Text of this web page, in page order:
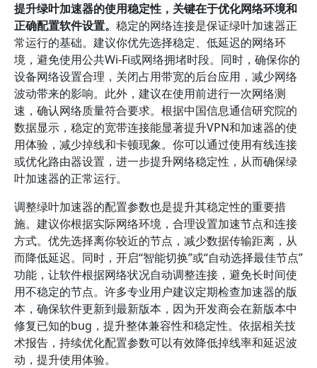
提升绿叶加速器的使用稳定性，关键在于优化网络环境和
正确配置软件设置。 稳定的网络连接是保证绿叶加速器正
常运行的基础。建议你优先选择稳定、低延迟的网络环
境，避免使用公共Wi-Fi或网络拥堵时段。同时，确保你的
设备网络设置合理，关闭占用带宽的后台应用，减少网络
波动带来的影响。此外，建议在使用前进行一次网络测
速，确认网络质量符合要求。根据中国信息通信研究院的
数据显示，稳定的宽带连接能显著提升VPN和加速器的使
用体验，减少掉线和卡顿现象。你可以通过使用有线连接
或优化路由器设置，进一步提升网络稳定性，从而确保绿
叶加速器的正常运行。
调整绿叶加速器的配置参数也是提升其稳定性的重要措
施。建议你根据实际网络环境，合理设置加速节点和连接
方式。优先选择离你较近的节点，减少数据传输距离，从
而降低延迟。同时，开启“智能切换”或“自动选择最佳节点”
功能，让软件根据网络状况自动调整连接，避免长时间使
用不稳定的节点。许多专业用户建议定期检查加速器的版
本，确保软件更新到最新版本，因为开发商会在新版本中
修复已知的bug，提升整体兼容性和稳定性。依据相关技
术报告，持续优化配置参数可以有效降低掉线率和延迟波
动，提升使用体验。